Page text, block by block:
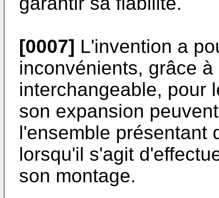
[0007] L'invention a
inconvénients, grâce
interchangeable, pour
son expansion
l'ensemble présentant
lorsqu'il s'agit
son montage.